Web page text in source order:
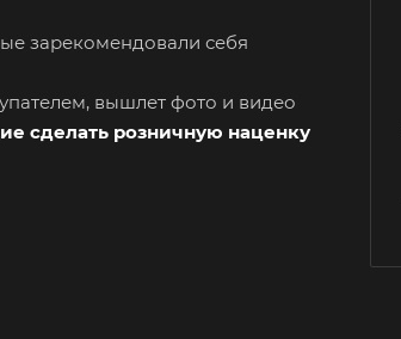
зарекомендовали себя
вышлет фото и видео
сделать розничную наценку